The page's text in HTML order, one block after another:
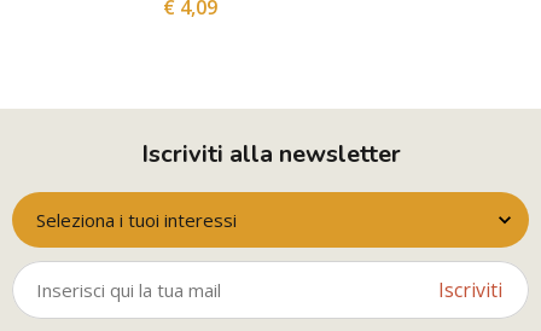
€ 4,09
Iscriviti alla newsletter
Seleziona i tuoi interessi
Iscriviti